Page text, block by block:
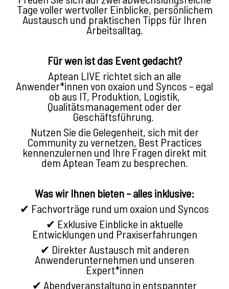
Tage voller wertvoller Einblicke, persönlichem
Austausch und praktischen Tipps für Ihren
Arbeitsalltag.
Für wen ist das Event gedacht?
Aptean LIVE richtet sich an alle
Anwender*innen von oxaion und Syncos – egal
ob aus IT, Produktion, Logistik,
Qualitätsmanagement oder der
Geschäftsführung.
Nutzen Sie die Gelegenheit, sich mit der
Community zu vernetzen, Best Practices
kennenzulernen und Ihre Fragen direkt mit
dem Aptean Team zu besprechen.
Was wir Ihnen bieten – alles inklusive:
✔ Fachvorträge rund um oxaion und Syncos
✔ Exklusive Einblicke in aktuelle
Entwicklungen und Praxiserfahrungen
✔ Direkter Austausch mit anderen
Anwenderunternehmen und unseren
Expert*innen
✔ Abendveranstaltung in entspannter